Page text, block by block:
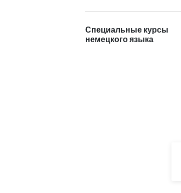
Специальные курсы
немецкого языка